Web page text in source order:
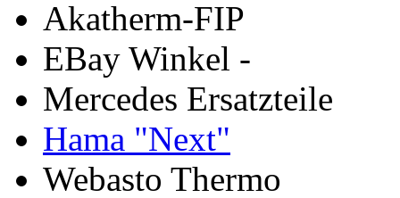
Akatherm-FIP
EBay Winkel -
Mercedes Ersatzteile
Hama "Next"
Webasto Thermo